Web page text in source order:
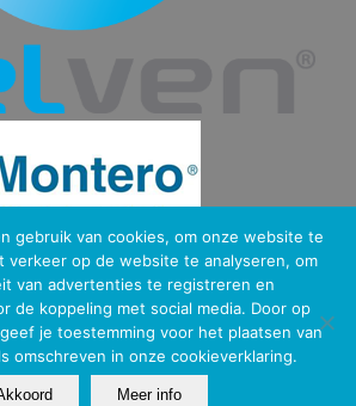
gebruik van cookies, om onze website te
verkeer op de website te analyseren, om
van advertenties te registreren en
de koppeling met social media. Door op
je toestemming voor het plaatsen van
omschreven in onze cookieverklaring.
Meer info